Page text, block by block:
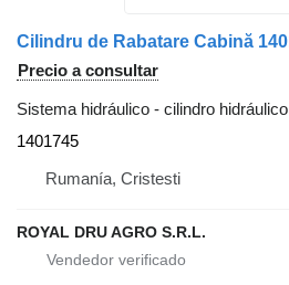
Precio a consultar
Sistema hidráulico - cilindro hidráulico
1401745
Rumanía, Cristesti
ROYAL DRU AGRO S.R.L.